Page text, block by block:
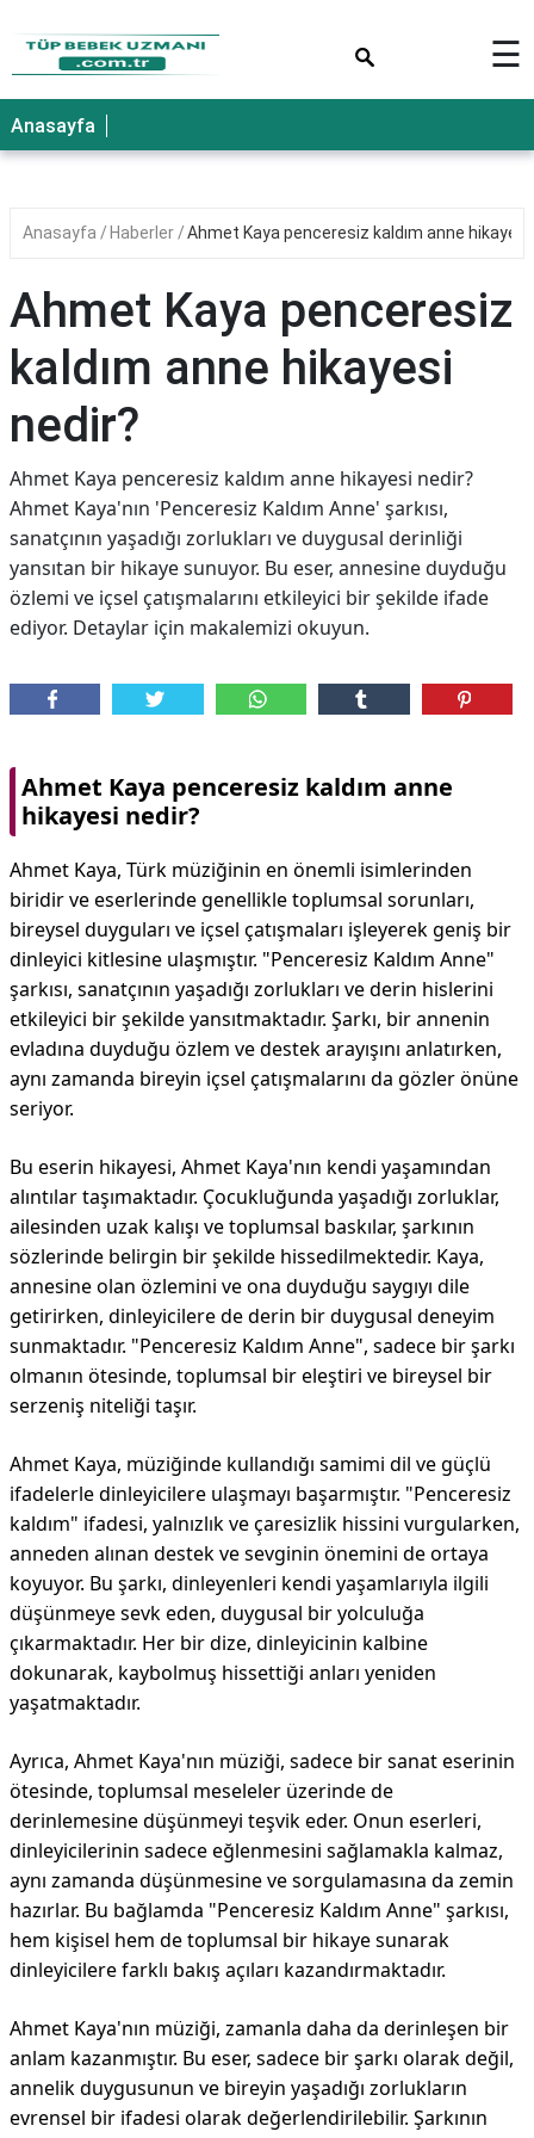
☰
Anasayfa
Anasayfa Haberler Ahmet Kaya penceresiz kaldım anne hikayesi
Ahmet Kaya penceresiz
kaldım anne hikayesi
nedir?
Ahmet Kaya penceresiz kaldım anne hikayesi nedir?
Ahmet Kaya'nın 'Penceresiz Kaldım Anne' şarkısı,
sanatçının yaşadığı zorlukları ve duygusal derinliği
yansıtan bir hikaye sunuyor. Bu eser, annesine duyduğu
özlemi ve içsel çatışmalarını etkileyici bir şekilde ifade
ediyor. Detaylar için makalemizi okuyun.
Ahmet Kaya penceresiz kaldım anne
hikayesi nedir?
Ahmet Kaya, Türk müziğinin en önemli isimlerinden
biridir ve eserlerinde genellikle toplumsal sorunları,
bireysel duyguları ve içsel çatışmaları işleyerek geniş bir
dinleyici kitlesine ulaşmıştır. "Penceresiz Kaldım Anne"
şarkısı, sanatçının yaşadığı zorlukları ve derin hislerini
etkileyici bir şekilde yansıtmaktadır. Şarkı, bir annenin
evladına duyduğu özlem ve destek arayışını anlatırken,
aynı zamanda bireyin içsel çatışmalarını da gözler önüne
seriyor.
Bu eserin hikayesi, Ahmet Kaya'nın kendi yaşamından
alıntılar taşımaktadır. Çocukluğunda yaşadığı zorluklar,
ailesinden uzak kalışı ve toplumsal baskılar, şarkının
sözlerinde belirgin bir şekilde hissedilmektedir. Kaya,
annesine olan özlemini ve ona duyduğu saygıyı dile
getirirken, dinleyicilere de derin bir duygusal deneyim
sunmaktadır. "Penceresiz Kaldım Anne", sadece bir şarkı
olmanın ötesinde, toplumsal bir eleştiri ve bireysel bir
serzeniş niteliği taşır.
Ahmet Kaya, müziğinde kullandığı samimi dil ve güçlü
ifadelerle dinleyicilere ulaşmayı başarmıştır. "Penceresiz
kaldım" ifadesi, yalnızlık ve çaresizlik hissini vurgularken,
anneden alınan destek ve sevginin önemini de ortaya
koyuyor. Bu şarkı, dinleyenleri kendi yaşamlarıyla ilgili
düşünmeye sevk eden, duygusal bir yolculuğa
çıkarmaktadır. Her bir dize, dinleyicinin kalbine
dokunarak, kaybolmuş hissettiği anları yeniden
yaşatmaktadır.
Ayrıca, Ahmet Kaya'nın müziği, sadece bir sanat eserinin
ötesinde, toplumsal meseleler üzerinde de
derinlemesine düşünmeyi teşvik eder. Onun eserleri,
dinleyicilerinin sadece eğlenmesini sağlamakla kalmaz,
aynı zamanda düşünmesine ve sorgulamasına da zemin
hazırlar. Bu bağlamda "Penceresiz Kaldım Anne" şarkısı,
hem kişisel hem de toplumsal bir hikaye sunarak
dinleyicilere farklı bakış açıları kazandırmaktadır.
Ahmet Kaya'nın müziği, zamanla daha da derinleşen bir
anlam kazanmıştır. Bu eser, sadece bir şarkı olarak değil,
annelik duygusunun ve bireyin yaşadığı zorlukların
evrensel bir ifadesi olarak değerlendirilebilir. Şarkının